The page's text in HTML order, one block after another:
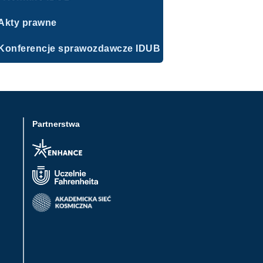
prawne
Konferencje sprawozdawcze IDUB
Partnerstwa